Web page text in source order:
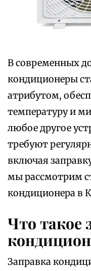
В современных
кондиционеры
атрибутом,
температуру и
любое другое
требуют
включая
мы рассмотрим
кондиционера в
Что такое
Заправка